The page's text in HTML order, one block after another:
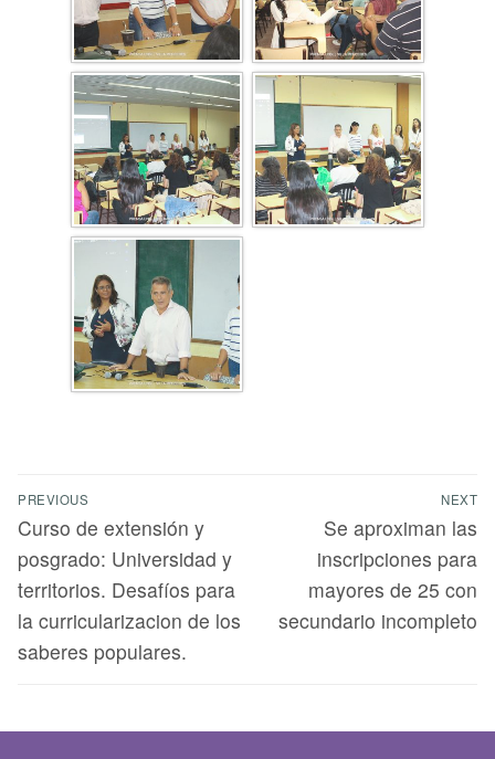
PREVIOUS
Curso de extensión y
posgrado: Universidad y
territorios. Desafíos para
la curricularizacion de los
saberes populares.
NEXT
Se aproximan las
inscripciones para
mayores de 25 con
secundario incompleto